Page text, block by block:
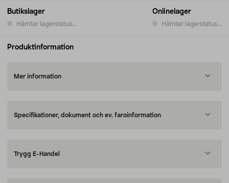
Butikslager
Hämtar lagerstatus...
Onlinelager
Hämtar lagerstatus...
Produktinformation
Mer information
Specifikationer, dokument och ev. faroinformation
Trygg E-Handel